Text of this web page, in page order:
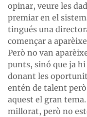
opinar, veure les
premiar en el
tingués una
començar a
Però no van
punts, sinó que ja hi
donant les
entén de talent
aquest el gran
millorat, però no